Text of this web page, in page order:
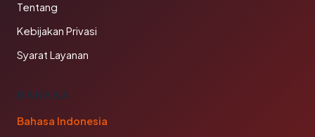
Tentang
Kebijakan Privasi
Syarat Layanan
BAHASA
Bahasa Indonesia